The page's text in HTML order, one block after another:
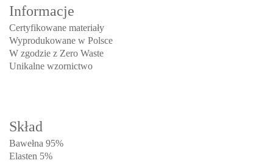
Informacje
Certyfikowane materiały
Wyprodukowane w Polsce
W zgodzie z Zero Waste
Unikalne wzornictwo
Skład
Bawełna 95%
Elasten 5%